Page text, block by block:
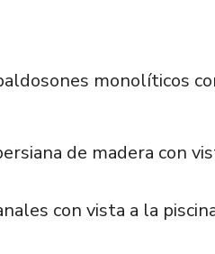
monolíticos
de madera con
con vista a la